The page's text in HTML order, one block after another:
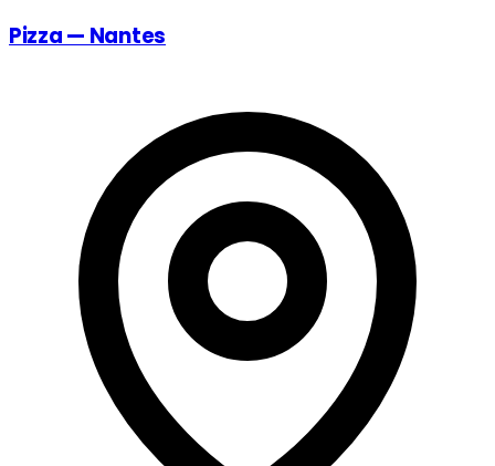
Pizza — Nantes